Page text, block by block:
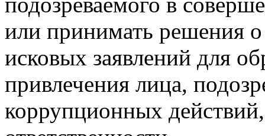
или принимать решения
исковых заявлений для
привлечения лица,
коррупционных